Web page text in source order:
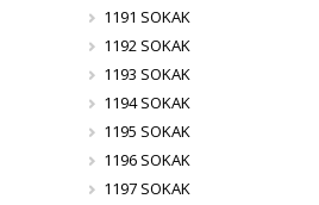
1191 SOKAK
1192 SOKAK
1193 SOKAK
1194 SOKAK
1195 SOKAK
1196 SOKAK
1197 SOKAK